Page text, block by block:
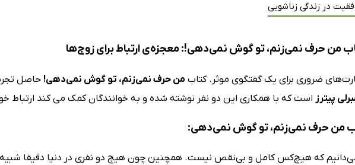
در زندگی زناشویی
من حرف نمی‌زنم، تو گوش نمی‌دهی!: معجزه‌ی ارتباط برای زوج‌ها
ضروری برای یک گفتگوی موثر. کتاب من حرف نمی‌زنم، تو گوش نمی‌دهی! حاصل
پیترز است که با همکاری این دو نفر نوشته شده و به خوانندگان کمک می کند ارتباط
من حرف نمی‌زنم، تو گوش نمی‌دهی:
که هیچ‌کس کامل و بی‌نقص نیست. همچنین چون هیچ دو نفری در دنیا دقیقا شبیه